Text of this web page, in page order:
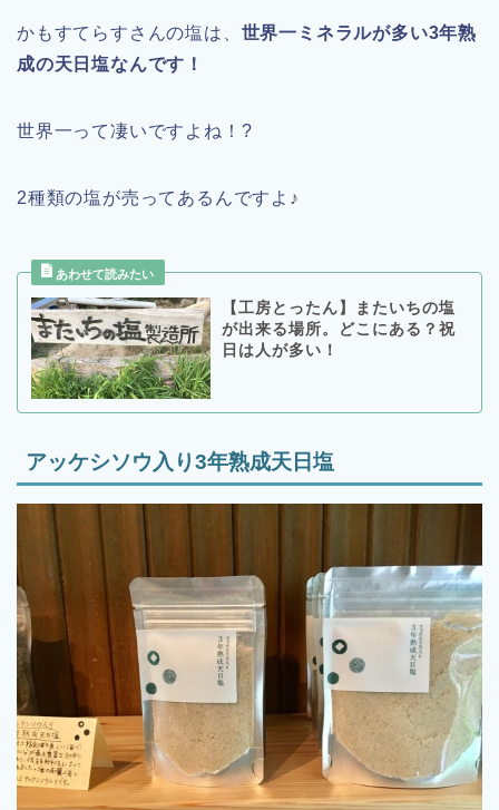
かもすてらすさんの塩は、 世界一ミネラルが多い3年熟
成の天日塩なんです！
世界一って凄いですよね！?
2種類の塩が売ってあるんですよ♪
【工房とったん】またいちの塩
が出来る場所。どこにある？祝
日は人が多い！
アッケシソウ入り3年熟成天日塩